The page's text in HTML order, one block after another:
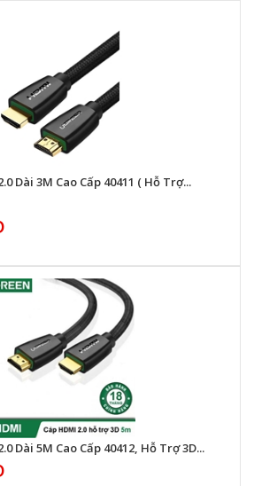
Dài 3M Cao Cấp 40411 ( Hỗ Trợ...
Dài 5M Cao Cấp 40412, Hỗ Trợ 3D...